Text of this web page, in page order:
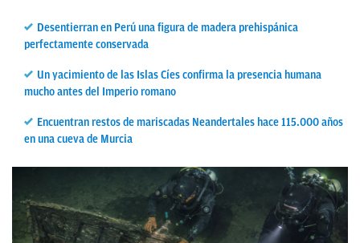
Desentierran en Perú una figura de madera prehispánica
perfectamente conservada
Un yacimiento de las Islas Cíes confirma la presencia humana
mucho antes del Imperio romano
Encuentran restos de mariscadas Neandertales hace 115.000 años
en una cueva de Murcia